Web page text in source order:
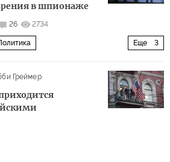
в шпионаже
26 2734
Еще 3
Греймер